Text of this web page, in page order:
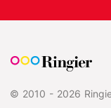
© 2010 - 2026